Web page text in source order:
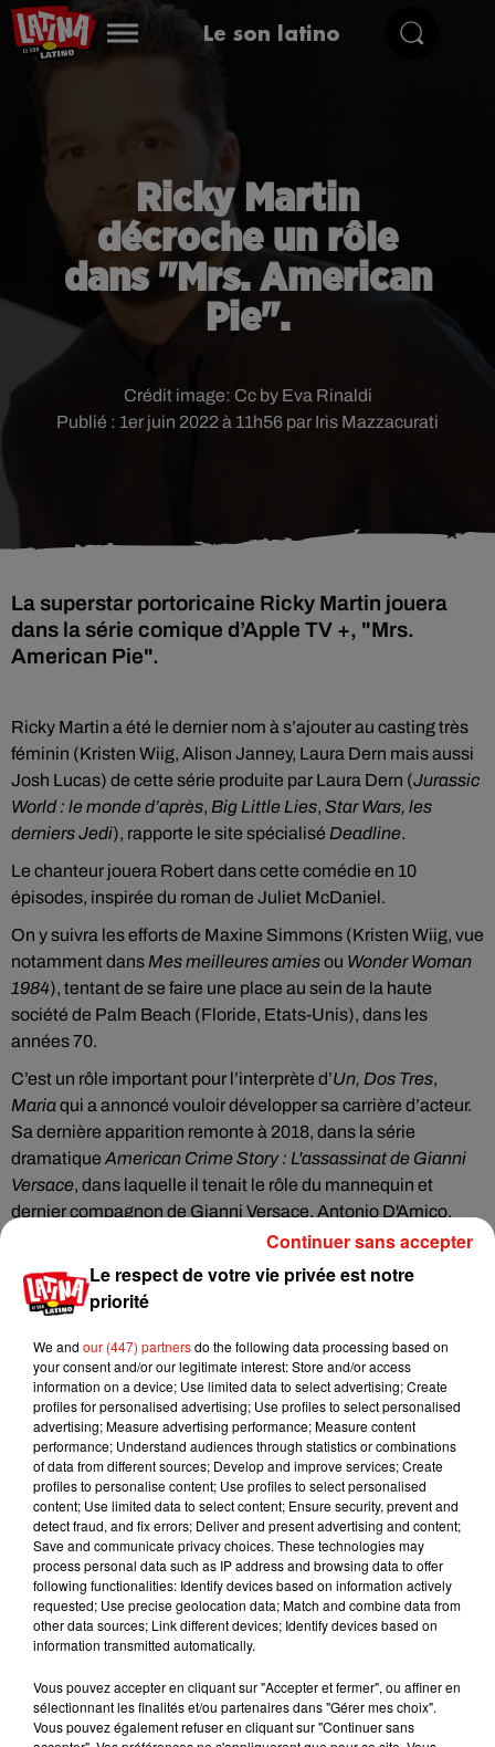
Le son latino
Ricky Martin
décroche un rôle
dans "Mrs. American
Pie".
Publié : 1er juin 2022 à 11h56 par Iris Mazzacurati
Crédit image: Cc by Eva Rinaldi
La superstar portoricaine Ricky Martin jouera
dans la série comique d’Apple TV +, "Mrs.
American Pie".
Ricky Martin a été le dernier nom à s’ajouter au casting très
féminin (Kristen Wiig, Alison Janney, Laura Dern mais aussi
Josh Lucas) de cette série produite par Laura Dern (Jurassic
World : le monde d’après, Big Little Lies, Star Wars, les
derniers Jedi), rapporte le site spécialisé Deadline.
Le chanteur jouera Robert dans cette comédie en 10
épisodes, inspirée du roman de Juliet McDaniel.
On y suivra les efforts de Maxine Simmons (Kristen Wiig, vue
notamment dans Mes meilleures amiesou Wonder Woman
1984), tentant de se faire une place au sein de la haute
société de Palm Beach (Floride, Etats-Unis), dans les
années 70.
C’est un rôle important pour l’interprète d’Un, Dos Tres,
Mariaqui a annoncé vouloir développer sa carrière d’acteur.
Sa dernière apparition remonte à 2018, dans la série
dramatique American Crime Story : L'assassinat de Gianni
Versace, dans laquelle il tenait le rôle du mannequin et
dernier compagnon de Gianni Versace, Antonio D'Amico.
Musique
6 août 2026
Karol G dévoile la tracklist de son nouvel
album… avec des invités...
5 août 2026
Benny Blanco invite Selena Gomez et
Becky G sur son nouveau single
31 juillet 2026
Escapade à Guadalajara
Le respect de votre vie privée est notre
priorité
We and our (447) partnersdo the following data processing based on
your consent and/or our legitimate interest: Store and/or access
information on a device; Use limited data to select advertising; Create
profiles for personalised advertising; Use profiles to select personalised
advertising; Measure advertising performance; Measure content
performance; Understand audiences through statistics or combinations
of data from different sources; Develop and improve services; Create
profiles to personalise content; Use profiles to select personalised
content; Use limited data to select content; Ensure security, prevent and
detect fraud, and fix errors; Deliver and present advertising and content;
Save and communicate privacy choices. These technologies may
process personal data such as IP address and browsing data to offer
following functionalities: Identify devices based on information actively
requested; Use precise geolocation data; Match and combine data from
other data sources; Link different devices; Identify devices based on
information transmitted automatically.
Vous pouvez accepter en cliquant sur "Accepter et fermer", ou affiner en
sélectionnant les finalités et/ou partenaires dans "Gérer mes choix".
Vous pouvez également refuser en cliquant sur "Continuer sans
Continuer sans accepter